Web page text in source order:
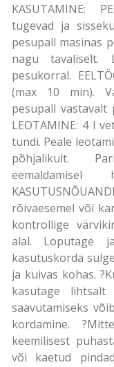
KASUTAMINE:
tugevad ja
pesupall masinas
nagu tavaliselt.
pesukorral.
(max 10 min).
pesupall vastavalt
LEOTAMINE: 4 l
tundi. Peale
põhjalikult.
rõivaesemel või
kontrollige
alal. Loputage
kasutuskorda
ja kuivas kohas.
kasutage
saavutamiseks
kordamine.
keemilisest
või kaetud